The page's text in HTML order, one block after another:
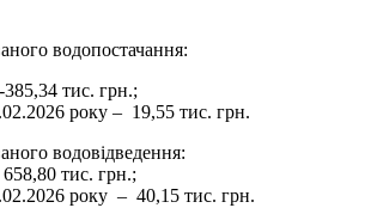
водопостачання:
385,34 тис. грн.;
року – 19,55 тис. грн.
водовідведення:
тис. грн.;
року – 40,15 тис. грн.